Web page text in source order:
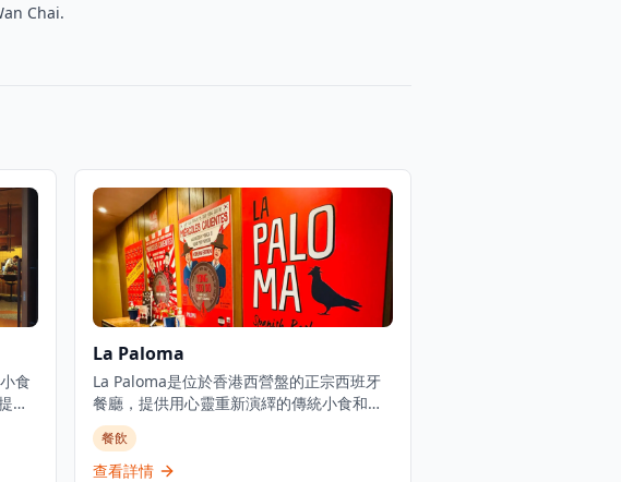
Chai.
食
供
業
La Paloma
La Paloma是位於香港西營盤的正宗西班牙
餐廳，提供用心靈重新演繹的傳統小食和海
鮮飯。餐廳由主廚Alex Fargas主理，在現代
環境中提供正宗的西班牙用餐體驗。La
Paloma在TripAdvisor上獲得4.3分（滿分5
餐飲
查看詳情